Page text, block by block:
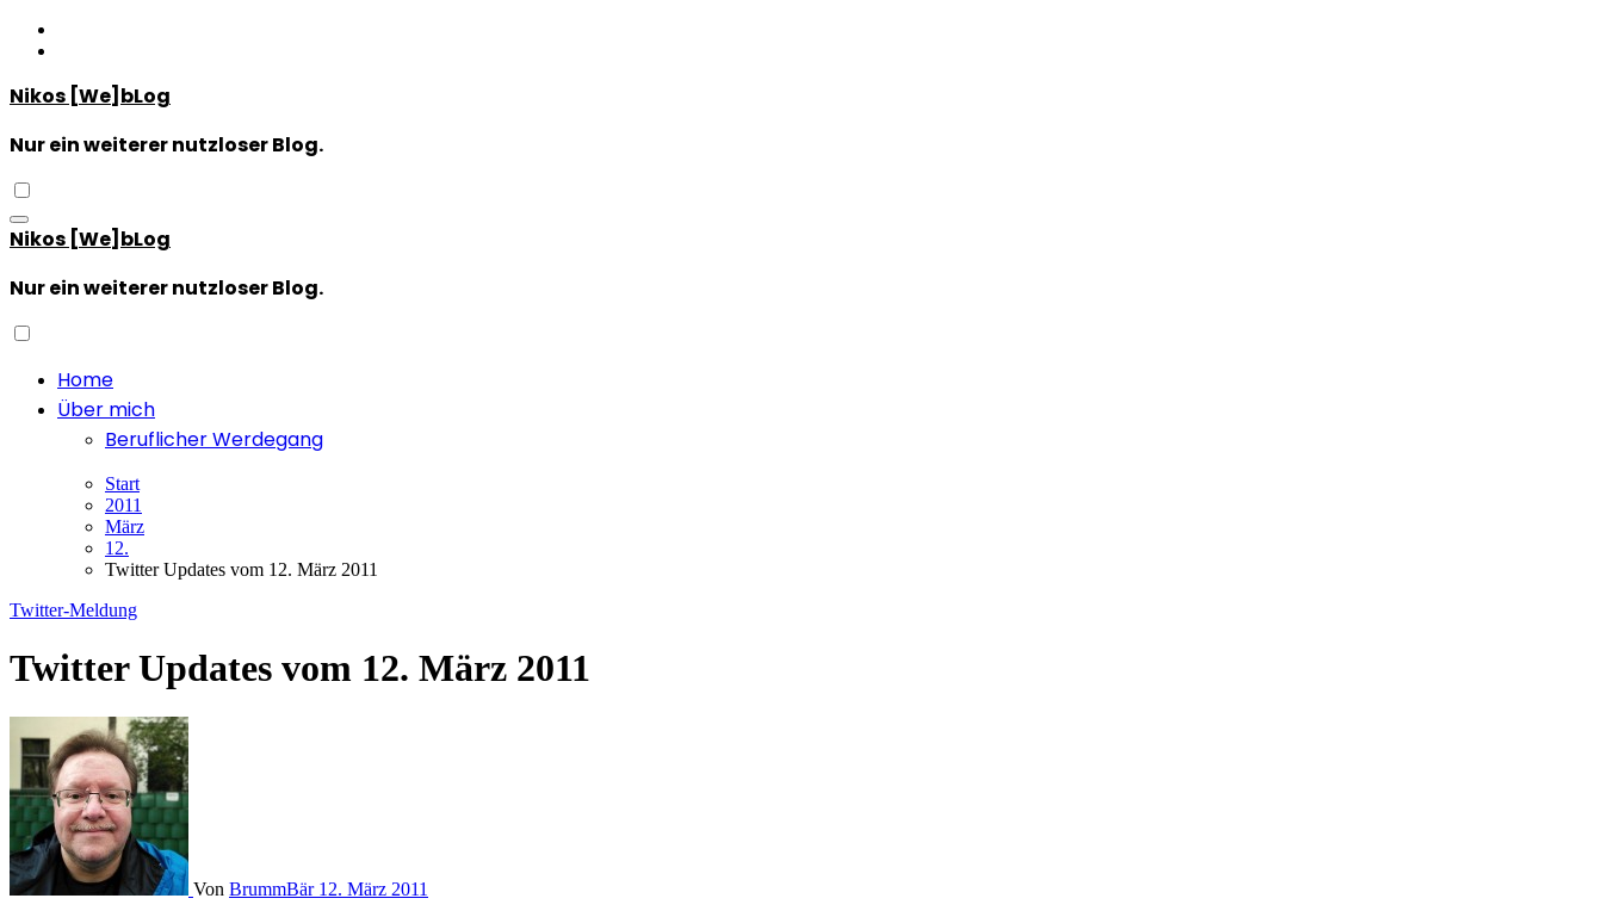
Zum
Inhalt
Nikos [We]bLog
Nur ein weiterer nutzloser Blog.
Nikos [We]bLog
Nur ein weiterer nutzloser Blog.
Home
Über mich
Beruflicher Werdegang
Start
2011
März
12.
Twitter Updates vom 12. März 2011
Twitter-Meldung
Twitter Updates vom 12. März 2011
Von BrummBär 12. März 2011